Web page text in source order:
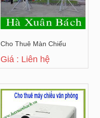
Cho Thuê Màn Chiếu
Giá : Liên hệ